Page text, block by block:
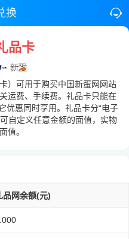
换
品卡
）可用于购买中国新蛋网网站
运费、手续费。礼品卡只能在
优惠同时享用。礼品卡分“电子
自定义任意金额的面值，实物
值。
品网余额(元)